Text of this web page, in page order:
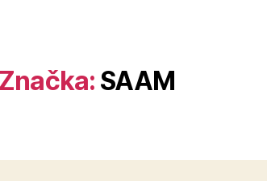
Značka: SAAM